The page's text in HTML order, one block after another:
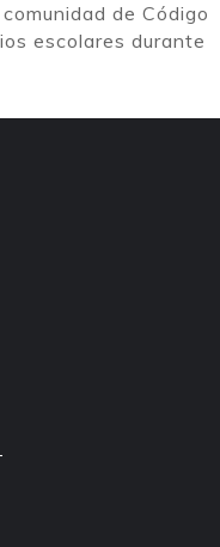
de Código
escolares durante